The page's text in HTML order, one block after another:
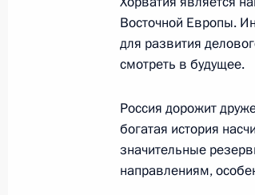
Выдержки из
с пенсионерами
27 января 2004 года, 16:19
Подход к прессе
27 января 2004 года,
Восточной Европы.
для развития
смотреть в будущее.
Россия дорожит
богатая история
значительные
направлениям,